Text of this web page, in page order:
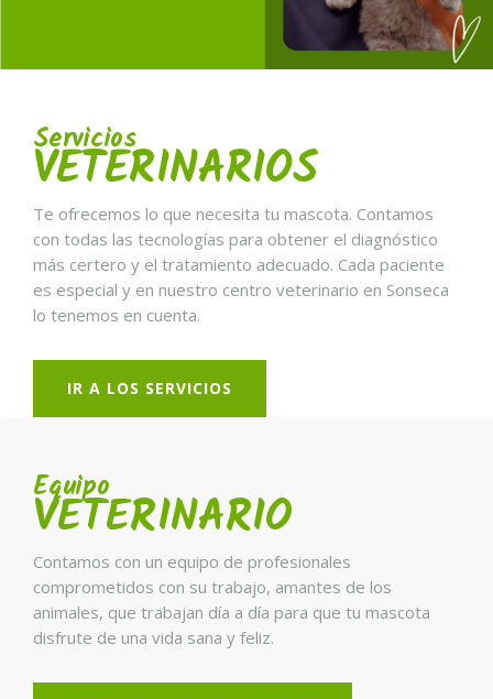
Servicios
VETERINARIOS
Te ofrecemos lo que necesita tu mascota. Contamos
con todas las tecnologías para obtener el diagnóstico
más certero y el tratamiento adecuado. Cada paciente
es especial y en nuestro centro veterinario en Sonseca
lo tenemos en cuenta.
IR A LOS SERVICIOS
Equipo
VETERINARIO
Contamos con un equipo de profesionales
comprometidos con su trabajo, amantes de los
animales, que trabajan día a día para que tu mascota
disfrute de una vida sana y feliz.